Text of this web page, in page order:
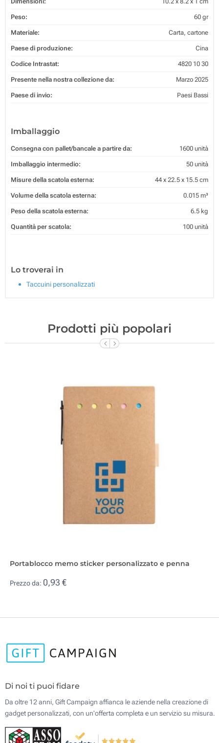
Peso: 60 gr
Materiale: Carta, cartone
Paese di produzione: Cina
Codice Intrastat: 4820 10 30
Presente nella nostra collezione da: Marzo 2025
Paese di invio: Paesi Bassi
Imballaggio
Consegna con pallet/bancale a partire da: 1600 unità
Imballaggio intermedio: 50 unità
Misure della scatola esterna: 44 x 22.5 x 15.5 cm
Volume della scatola esterna: 0.015 m³
Peso della scatola esterna: 6.5 kg
Quantità per scatola: 100 unità
Lo troverai in
Taccuini personalizzati
Prodotti più popolari
Portablocco memo sticker personalizzato e penna
Prezzo da: 0,93 €
Di noi ti puoi fidare
Da oltre 12 anni, Gift Campaign affianca le aziende nella creazione di
gadget personalizzati, con un'offerta completa e un servizio su misura.